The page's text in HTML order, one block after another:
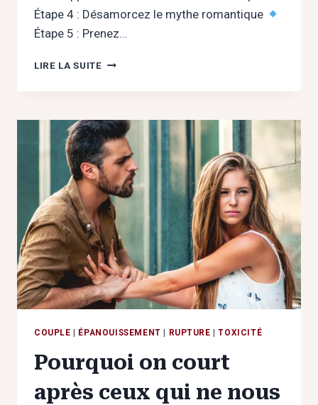
Étape 4 : Désamorcez le mythe romantique
Étape 5 : Prenez…
LIRE LA SUITEL’AMOUR
SI
VOUS
AIMIEZ
PAR
PEUR,
PAS
PAR
CHOIX
?
COUPLE ÉPANOUISSEMENT RUPTURE |TOXICITÉ
Pourquoi on court
après ceux qui ne nous